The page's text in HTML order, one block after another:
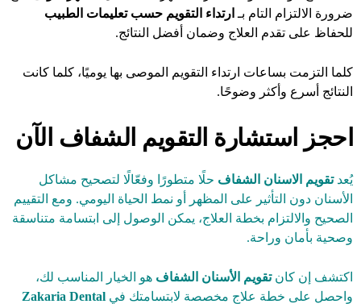
ضرورة الالتزام التام بـ ارتداء التقويم حسب تعليمات الطبيب
للحفاظ على تقدم العلاج وضمان أفضل النتائج.
كلما التزمت بساعات ارتداء التقويم الموصى بها يوميًا، كلما كانت
النتائج أسرع وأكثر وضوحًا.
احجز استشارة التقويم الشفاف الآن
يُعدتقويم الاسنان الشفاف حلًا متطورًا وفعّالًا لتصحيح مشاكل
الأسنان دون التأثير على المظهر أو نمط الحياة اليومي. ومع التقييم
الصحيح والالتزام بخطة العلاج، يمكن الوصول إلى ابتسامة متناسقة
وصحية بأمان وراحة.
اكتشف إن كانتقويم الأسنان الشفاف هو الخيار المناسب لك،
واحصل على خطة علاج مخصصة لابتسامتك في Zakaria Dental